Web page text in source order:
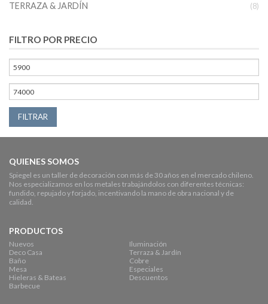
TERRAZA & JARDÍN (8)
FILTRO POR PRECIO
FILTRAR
QUIENES SOMOS
Spiegel es un taller de decoración con más de 30 años en el mercado chileno.
Nos especializamos en los metales trabajándolos con diferentes técnicas:
fundido, repujado y forjado, incentivando la mano de obra nacional y de
calidad.
PRODUCTOS
Nuevos
Deco Casa
Baño
Mesa
Hieleras & Bateas
Barbecue
Iluminación
Terraza & Jardín
Cobre
Especiales
Descuentos